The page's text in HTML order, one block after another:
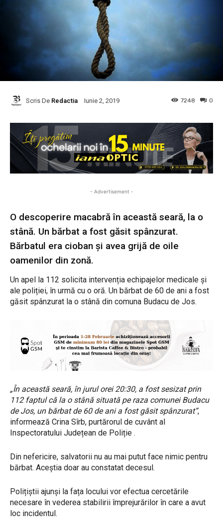
Scris De Redactia Iunie 2, 2019 0
7248
- Advertisement -
O descoperire macabră în această seară, la o
stână. Un bărbat a fost găsit spânzurat.
Bărbatul era cioban și avea grijă de oile
oamenilor din zonă.
Un apel la 112 solicita intervenția echipajelor medicale și
ale poliției, în urmă cu o oră. Un bărbat de 60 de ani a fost
găsit spânzurat la o stână din comuna Budacu de Jos.
„În această seară, în jurul orei 20:30, a fost sesizat prin
112 faptul că la o stână situată pe raza comunei Budacu
de Jos, un bărbat de 60 de ani a fost găsit spânzurat”,
informează Crina Sîrb, purtărorul de cuvânt al
Inspectoratului Județean de Poliție .
Din nefericire, salvatorii nu au mai putut face nimic pentru
bărbat. Aceștia doar au constatat decesul.
Polițiștii ajunși la fața locului vor efectua cercetările
necesare în vederea stabilirii împrejurărilor în care a avut
loc incidentul.